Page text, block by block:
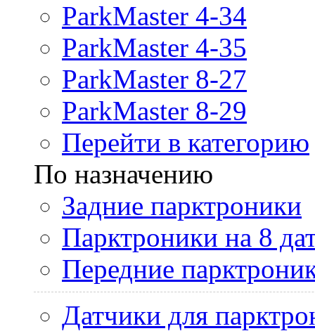
ParkMaster 4-34
ParkMaster 4-35
ParkMaster 8-27
ParkMaster 8-29
Перейти в категорию
По назначению
Задние парктроники
Парктроники на 8
Передние
Датчики для